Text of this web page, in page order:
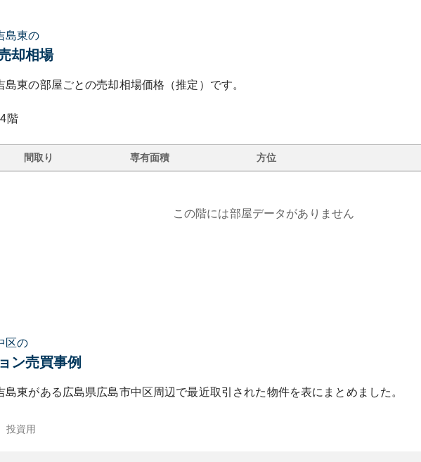
島東の
却相場
島東の部屋ごとの売却相場価格（推定）です。
階
間取り 専有面積 方位
この階には部屋データがありません
区の
ン売買事例
島東がある 広島県広島市中区周辺で最近取引された物件を表にまとめました。
投資用